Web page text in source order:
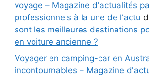
voyage – Magazine d'actualités
professionnels à la une de l'actu
sont les meilleures destinations
en voiture ancienne ?
Voyager en camping-car en
incontournables – Magazine